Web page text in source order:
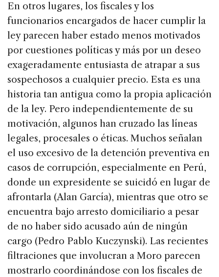
En otros lugares, los fiscales y los
funcionarios encargados de hacer cumplir la
ley parecen haber estado menos motivados
por cuestiones políticas y más por un deseo
exageradamente entusiasta de atrapar a sus
sospechosos a cualquier precio. Esta es una
historia tan antigua como la propia aplicación
de la ley. Pero independientemente de su
motivación, algunos han cruzado las líneas
legales, procesales o éticas. Muchos señalan
el uso excesivo de la detención preventiva en
casos de corrupción, especialmente en Perú,
donde un expresidente se suicidó en lugar de
afrontarla (Alan García), mientras que otro se
encuentra bajo arresto domiciliario a pesar
de no haber sido acusado aún de ningún
cargo (Pedro Pablo Kuczynski). Las recientes
filtraciones que involucran a Moro parecen
mostrarlo coordinándose con los fiscales de